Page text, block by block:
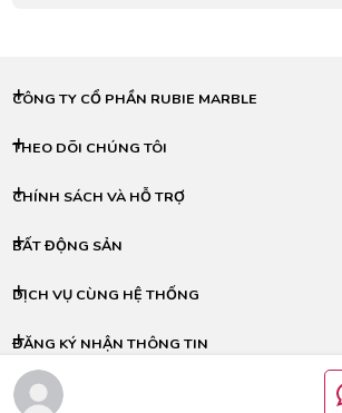
CÔNG TY CỔ PHẦN RUBIE MARBLE
THEO DÕI CHÚNG TÔI
CHÍNH SÁCH VÀ HỖ TRỢ
BẤT ĐỘNG SẢN
DỊCH VỤ CÙNG HỆ THỐNG
ĐĂNG KÝ NHẬN THÔNG TIN
© Copyright © 2024 - RUBIE MARBLE All Rights Reserved.